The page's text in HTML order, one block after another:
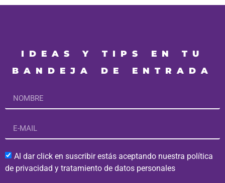
IDEAS Y TIPS EN TU
BANDEJA DE ENTRADA
Al dar click en suscribir estás aceptando nuestra política
de privacidad y tratamiento de datos personales